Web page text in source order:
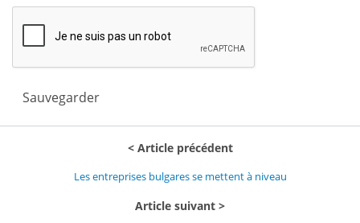
Sauvegarder
Article précédent
Les entreprises bulgares se mettent à niveau
Article suivant